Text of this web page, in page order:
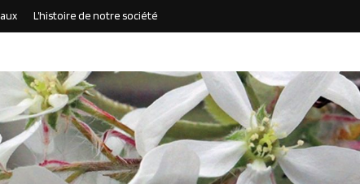
L’histoire de notre société